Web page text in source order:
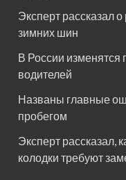
Эксперт рассказал
зимних шин
В России изменятся
водителей
Названы главные
пробегом
Эксперт рассказал,
колодки требуют